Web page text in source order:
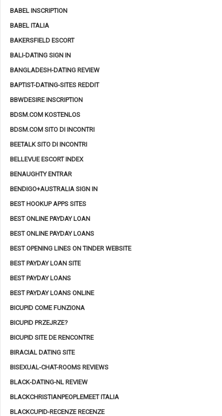
BABEL INSCRIPTION
BABEL ITALIA
BAKERSFIELD ESCORT
BALI-DATING SIGN IN
BANGLADESH-DATING REVIEW
BAPTIST-DATING-SITES REDDIT
BBWDESIRE INSCRIPTION
BDSM.COM KOSTENLOS
BDSM.COM SITO DI INCONTRI
BEETALK SITO DI INCONTRI
BELLEVUE ESCORT INDEX
BENAUGHTY ENTRAR
BENDIGO+AUSTRALIA SIGN IN
BEST HOOKUP APPS SITES
BEST ONLINE PAYDAY LOAN
BEST ONLINE PAYDAY LOANS
BEST OPENING LINES ON TINDER WEBSITE
BEST PAYDAY LOAN SITE
BEST PAYDAY LOANS
BEST PAYDAY LOANS ONLINE
BICUPID COME FUNZIONA
BICUPID PRZEJRZE?
BICUPID SITE DE RENCONTRE
BIRACIAL DATING SITE
BISEXUAL-CHAT-ROOMS REVIEWS
BLACK-DATING-NL REVIEW
BLACKCHRISTIANPEOPLEMEET ITALIA
BLACKCUPID-RECENZE RECENZE